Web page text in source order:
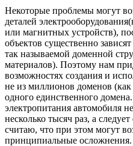
Некоторые проблемы могут
деталей
или магнитных устройств),
объектов существенно
так называемой доменной
материалов). Поэтому нам
возможностях создания и
не из миллионов доменов
одного единственного
электропитания автомобиля
несколько тысяч раз, а
считаю, что при этом могут
принципиальные осложнения.